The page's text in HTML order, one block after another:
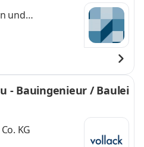
und
- Bauingenieur / Baulei
KG